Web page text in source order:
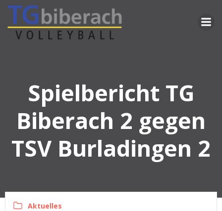
Inhalt
springen
Spielbericht TG
Biberach 2 gegen
TSV Burladingen 2
Aktuelles